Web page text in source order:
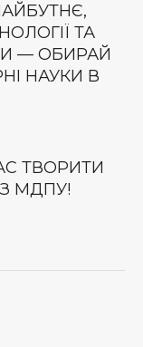
ТА
— ОБИРАЙ
НАУКИ В
ТВОРИТИ
МДПУ!